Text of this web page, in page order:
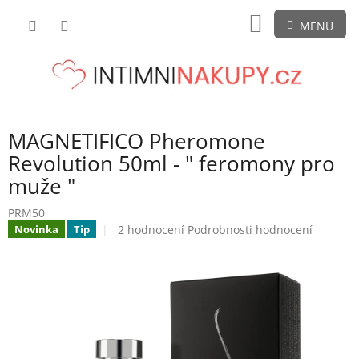
NÁKUPNÍ
KOŠÍK
MAGNETIFICO Pheromone
Revolution 50ml - " feromony pro
muže "
PRM50
Novinka Tip
Průměrné
hvězdiček.
2 hodnocení Podrobnosti hodnocení